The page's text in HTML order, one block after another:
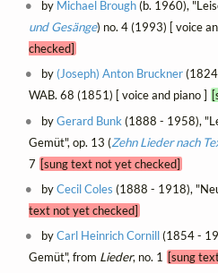
by Michael Brough(b. 1960),
und Gesänge) no. 4 (1993) [ voice
checked]
by (Joseph) Anton Bruckner
WAB. 68 (1851) [ voice and piano ]
byGerard Bunk (1888 - 1958),
Gemüt", op. 13 (Zehn Lieder nach
7 [sung text not yet checked]
byCecil Coles (1888 - 1918),
text not yet checked]
byCarl Heinrich Cornill(1854 -
Gemüt", from Lieder, no. 1 [sung